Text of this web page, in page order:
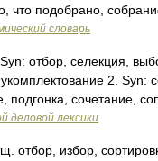
что подобрано,
словарь
отбор, селекция,
2. Syn:
подгонка, сочетание,
деловой лексики
отбор, избор,